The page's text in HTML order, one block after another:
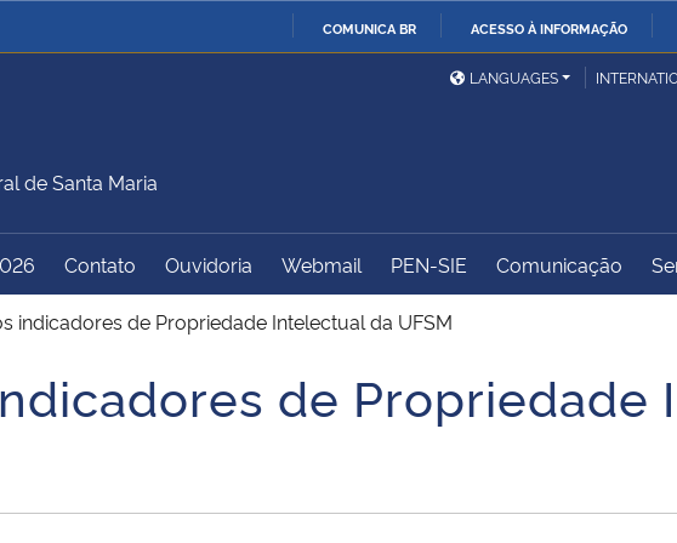
COMUNICA BR ACESSO À INFORMAÇÃO
da Justiça e
Ministério da Defesa
Ministério das Relações
Exteriores
da Educação
do Turismo
Ministério do
Desenvolvimento Regional
Controladoria-Geral da
União
de Segurança
Advocacia-Geral da União Banco Central do Brasil
LANGUAGES
de Santa Maria
Contato Ouvidoria Webmail PEN-SIE Comunicação
indicadores de Propriedade Intelectual da UFSM
de Propriedade